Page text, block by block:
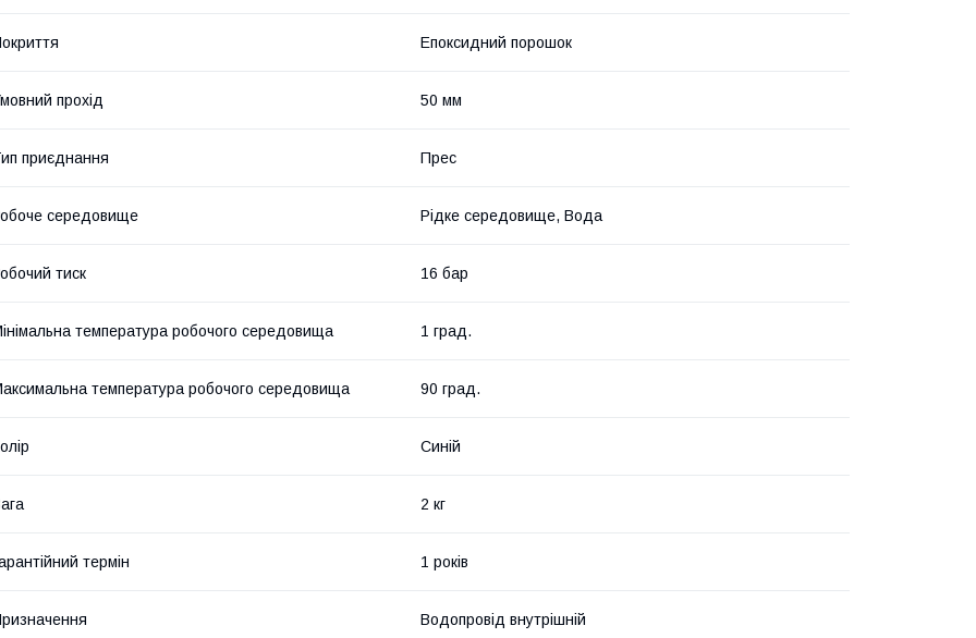
Епоксидний порошок
прохід 50 мм
приєднання Прес
середовище Рідке середовище, Вода
тиск 16 бар
температура робочого середовища 1 град.
температура робочого середовища 90 град.
Синій
2 кг
термін 1 років
Водопровід внутрішній